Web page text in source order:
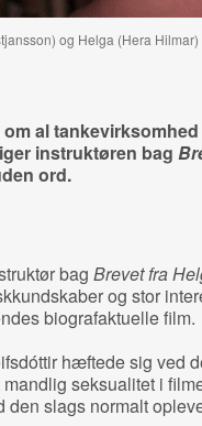
og Helga (Hera
om al
instruktøren bag
ord.
bag Brevet fra
og stor
biografaktuelle film.
hæftede sig ved
seksualitet i
den slags normalt